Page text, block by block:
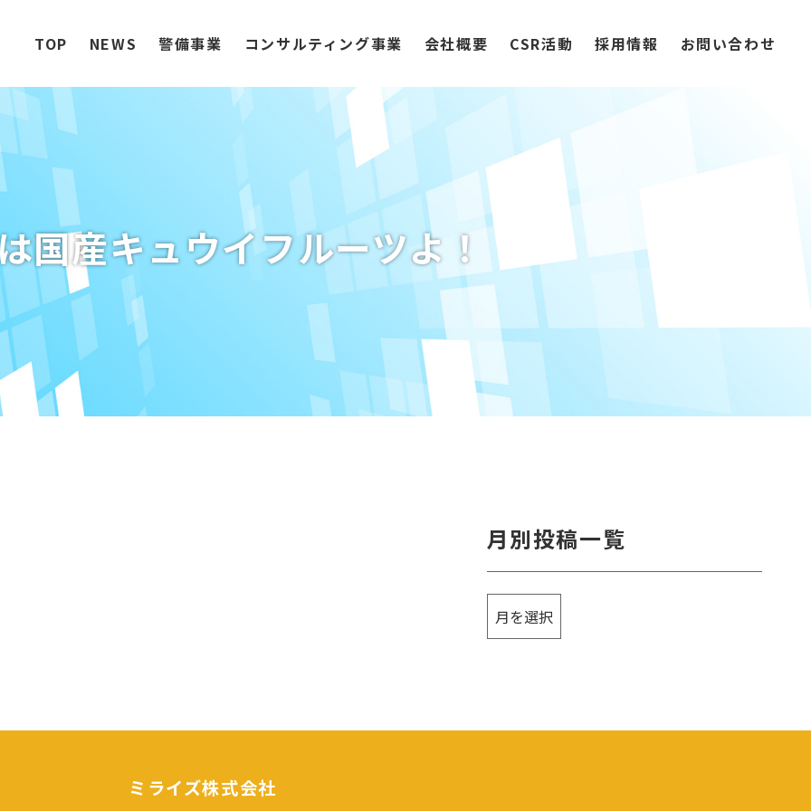
TOP NEWS 警備事業 コンサルティング事業 会社概要 CSR活動 採用情報 お問い合わせ
国産キュウイフルーツよ！
月別投稿一覧
ミライズ株式会社